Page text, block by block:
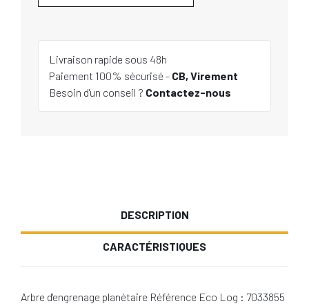
Livraison rapide sous 48h
Paiement 100% sécurisé - CB, Virement
Besoin d'un conseil ? Contactez-nous
DESCRIPTION
CARACTÉRISTIQUES
Arbre d'engrenage planétaire Référence Eco Log : 7033855